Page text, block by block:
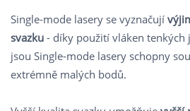
Single-mode lasery se vyznačují
svazku - díky použití vláken
jsou Single-mode lasery schopny
extrémně malých bodů.